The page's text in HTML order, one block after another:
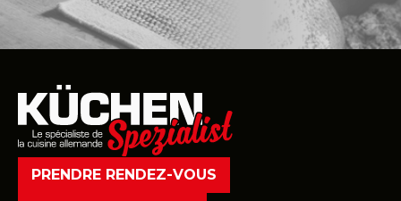
PRENDRE RENDEZ-VOUS